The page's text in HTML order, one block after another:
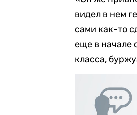
видел в нем
сами как-то
еще в начале
класса,